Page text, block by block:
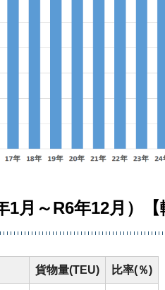
月～R6年12月）【
貨物量(TEU) 比率(％)